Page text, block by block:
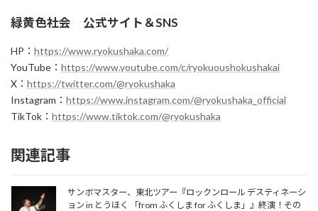
緑黄色社会 公式サイト＆SNS
HP： https://www.ryokushaka.com/
YouTube： https://www.youtube.com/c/ryokuoushokushakai
X： https://twitter.com/@ryokushaka
Instagram： https://www.instagram.com/@ryokushaka_official
TikTok： https://www.tiktok.com/@ryokushaka
関連記事
サンボマスター、東北ツアー『ロックンロール デスティネーシ
ョン in とうほく 「from ふくしま for ふくしま」』終演！その